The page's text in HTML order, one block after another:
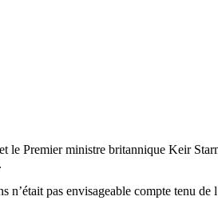
le Premier ministre britannique Keir
pas envisageable compte tenu de